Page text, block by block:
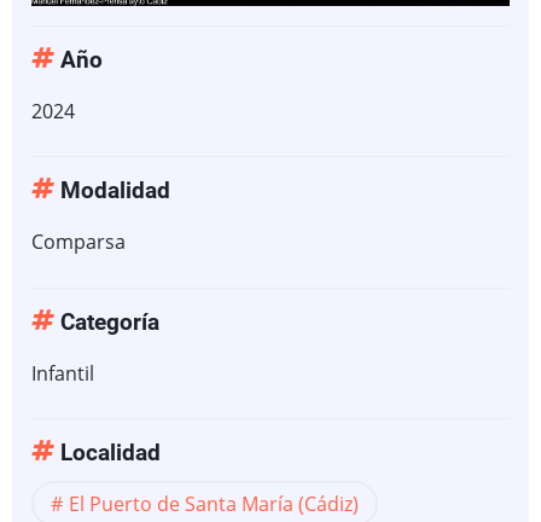
Año
2024
Modalidad
Comparsa
Categoría
Infantil
Localidad
El Puerto de Santa María (Cádiz)